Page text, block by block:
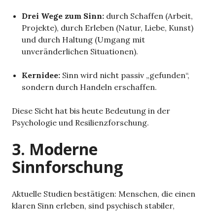
Drei Wege zum Sinn: durch Schaffen (Arbeit,
Projekte), durch Erleben (Natur, Liebe, Kunst)
und durch Haltung (Umgang mit
unveränderlichen Situationen).
Kernidee: Sinn wird nicht passiv „gefunden“,
sondern durch Handeln erschaffen.
Diese Sicht hat bis heute Bedeutung in der
Psychologie und Resilienzforschung.
3. Moderne
Sinnforschung
Aktuelle Studien bestätigen: Menschen, die einen
klaren Sinn erleben, sind psychisch stabiler,